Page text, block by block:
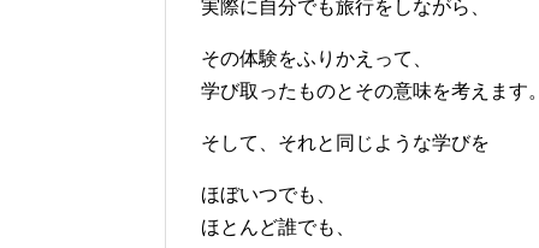
実際に自分でも旅行をしながら、
その体験をふりかえって、
学び取ったものとその意味を考えます。
そして、それと同じような学びを
ほぼいつでも、
ほとんど誰でも、